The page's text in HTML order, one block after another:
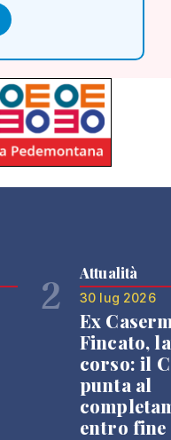
2 Attualità
30 lug 2026
Ex
Fincato,
corso: il
punta al
entro fine